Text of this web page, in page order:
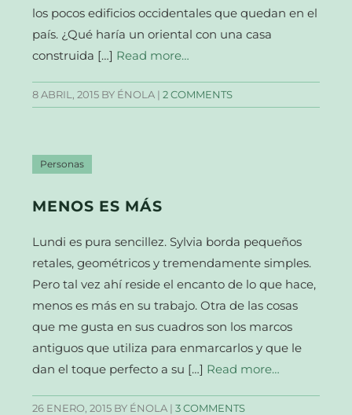
los pocos edificios occidentales que quedan en el
país. ¿Qué haría un oriental con una casa
construida […] Read more…
8 ABRIL, 2015 BY ÉNOLA |2 COMMENTS
Personas
MENOS ES MÁS
Lundi es pura sencillez. Sylvia borda pequeños
retales, geométricos y tremendamente simples.
Pero tal vez ahí reside el encanto de lo que hace,
menos es más en su trabajo. Otra de las cosas
que me gusta en sus cuadros son los marcos
antiguos que utiliza para enmarcarlos y que le
dan el toque perfecto a su […] Read more…
26 ENERO, 2015 BY ÉNOLA |3 COMMENTS